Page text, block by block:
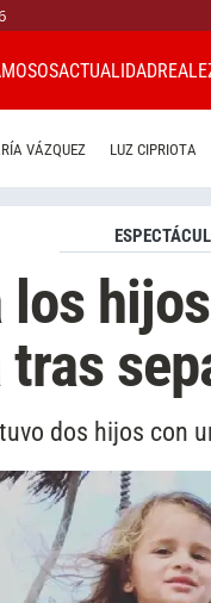
ACTUALIDAD
VÁZQUEZ LUZ CIPRIOTA
los
tras
dos hijos con